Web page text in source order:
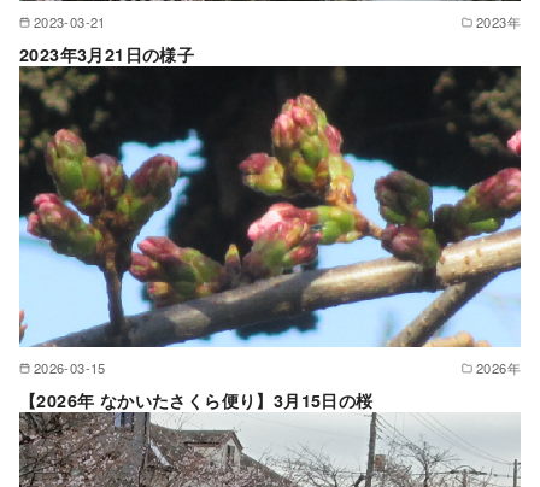
2023-03-21 2023年
2023年3月21日の様子
2026-03-15 2026年
【2026年 なかいたさくら便り】3月15日の桜